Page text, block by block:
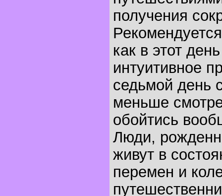
получения
как в этот
интуитивное
седьмой день
меньше
обойтись
Люди,
живут в
перемен и